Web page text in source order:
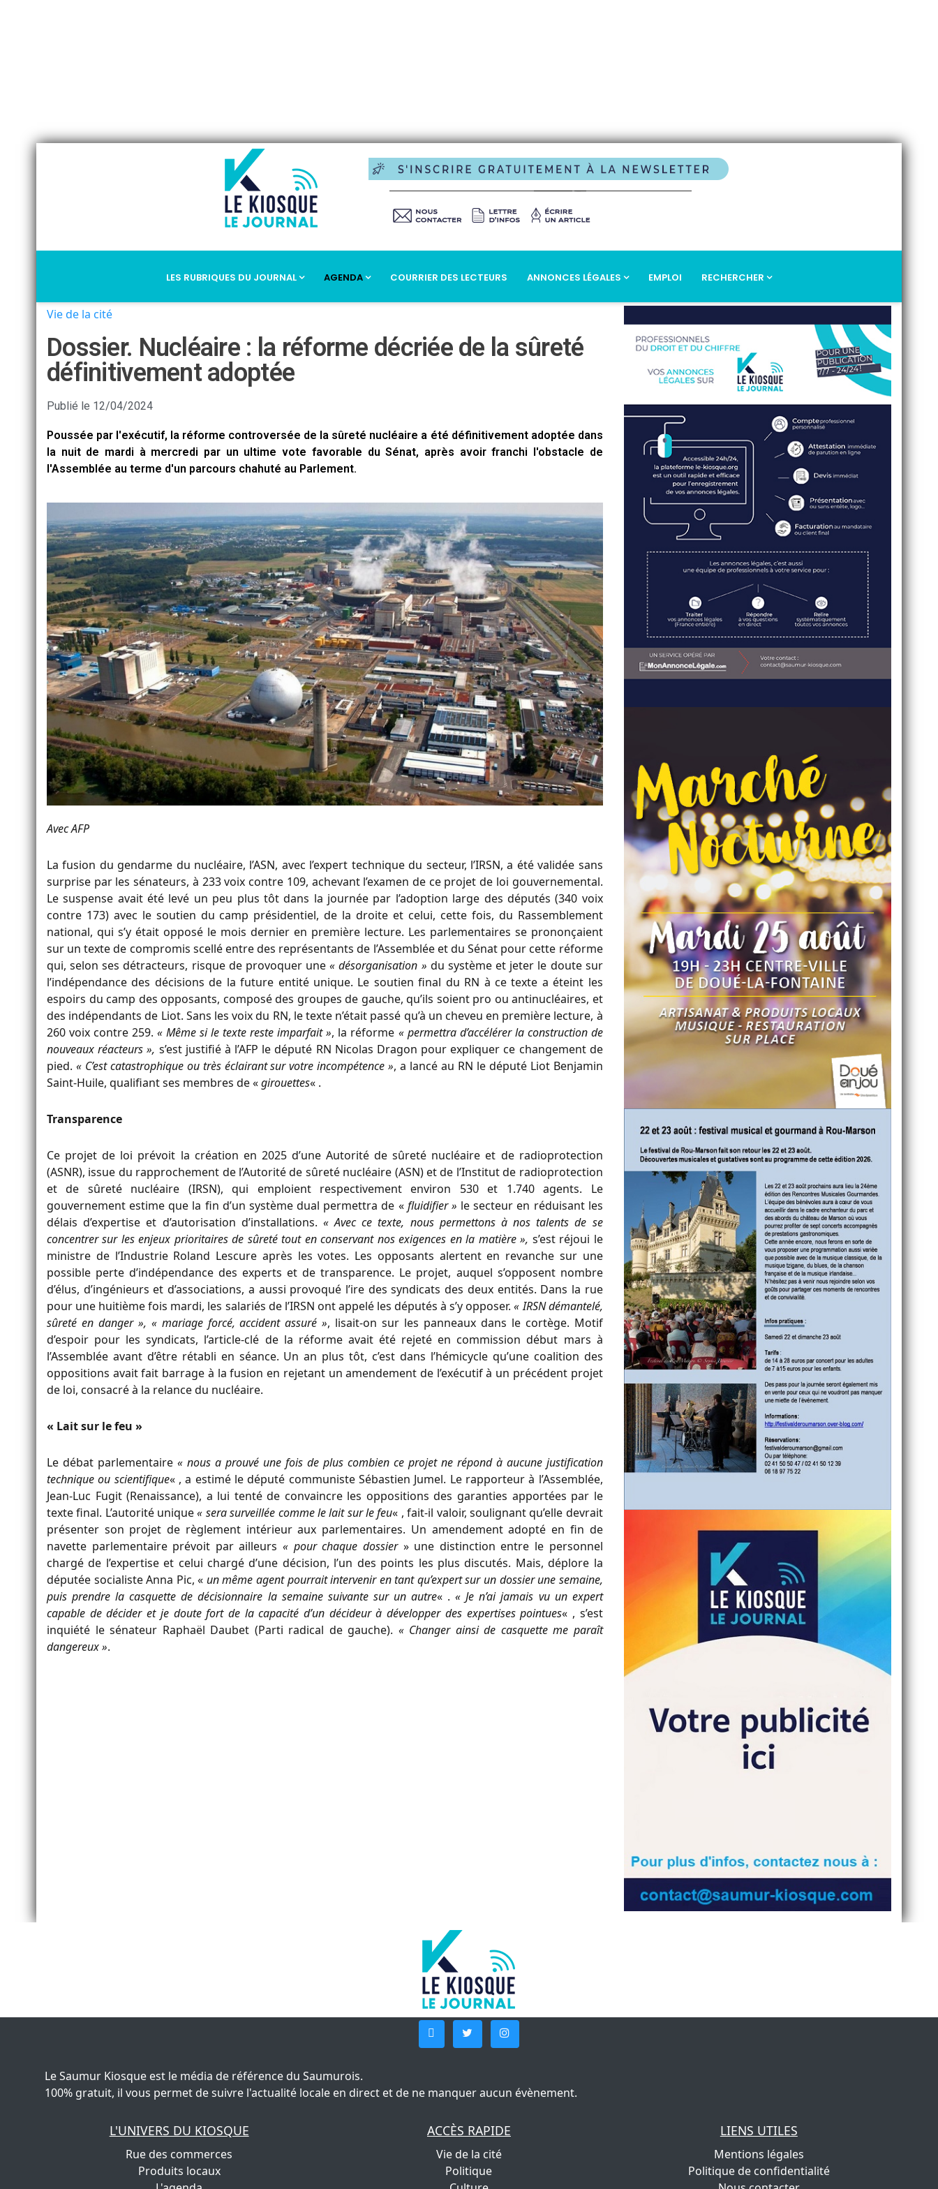
LES RUBRIQUES DU JOURNAL AGENDA COURRIER DES LECTEURS ANNONCES LÉGALES EMPLOI RECHERCHER
Vie de la cité
Dossier. Nucléaire : la réforme décriée de la sûreté
définitivement adoptée
Publié le 12/04/2024
Poussée par l'exécutif, la réforme controversée de la sûreté nucléaire a été définitivement adoptée dans
la nuit de mardi à mercredi par un ultime vote favorable du Sénat, après avoir franchi l'obstacle de
l'Assemblée au terme d'un parcours chahuté au Parlement.
Avec AFP
La fusion du gendarme du nucléaire, l’ASN, avec l’expert technique du secteur, l’IRSN, a été validée sans
surprise par les sénateurs, à 233 voix contre 109, achevant l’examen de ce projet de loi gouvernemental.
Le suspense avait été levé un peu plus tôt dans la journée par l’adoption large des députés (340 voix
contre 173) avec le soutien du camp présidentiel, de la droite et celui, cette fois, du Rassemblement
national, qui s’y était opposé le mois dernier en première lecture. Les parlementaires se prononçaient
sur un texte de compromis scellé entre des représentants de l’Assemblée et du Sénat pour cette réforme
qui, selon ses détracteurs, risque de provoquer une« désorganisation » du système et jeter le doute sur
l’indépendance des décisions de la future entité unique. Le soutien final du RN à ce texte a éteint les
espoirs du camp des opposants, composé des groupes de gauche, qu’ils soient pro ou antinucléaires, et
des indépendants de Liot. Sans les voix du RN, le texte n’était passé qu’à un cheveu en première lecture, à
260 voix contre 259.« Même si le texte reste imparfait », la réforme « permettra d’accélérer la construction de
nouveaux réacteurs », s’est justifié à l’AFP le député RN Nicolas Dragon pour expliquer ce changement de
pied. « C’est catastrophique ou très éclairant sur votre incompétence », a lancé au RN le député Liot Benjamin
Saint-Huile, qualifiant ses membres de «girouettes« .
Transparence
Ce projet de loi prévoit la création en 2025 d’une Autorité de sûreté nucléaire et de radioprotection
(ASNR), issue du rapprochement de l’Autorité de sûreté nucléaire (ASN) et de l’Institut de radioprotection
et de sûreté nucléaire (IRSN), qui emploient respectivement environ 530 et 1.740 agents. Le
gouvernement estime que la fin d’un système dual permettra de « fluidifier » le secteur en réduisant les
délais d’expertise et d’autorisation d’installations. « Avec ce texte, nous permettons à nos talents de se
concentrer sur les enjeux prioritaires de sûreté tout en conservant nos exigences en la matière », s’est réjoui le
ministre de l’Industrie Roland Lescure après les votes. Les opposants alertent en revanche sur une
possible perte d’indépendance des experts et de transparence. Le projet, auquel s’opposent nombre
d’élus, d’ingénieurs et d’associations, a aussi provoqué l’ire des syndicats des deux entités. Dans la rue
pour une huitième fois mardi, les salariés de l’IRSN ont appelé les députés à s’y opposer.« IRSN démantelé,
sûreté en danger », « mariage forcé, accident assuré », lisait-on sur les panneaux dans le cortège. Motif
d’espoir pour les syndicats, l’article-clé de la réforme avait été rejeté en commission début mars à
l’Assemblée avant d’être rétabli en séance. Un an plus tôt, c’est dans l’hémicycle qu’une coalition des
oppositions avait fait barrage à la fusion en rejetant un amendement de l’exécutif à un précédent projet
de loi, consacré à la relance du nucléaire.
« Lait sur le feu »
Le débat parlementaire « nous a prouvé une fois de plus combien ce projet ne répond à aucune justification
technique ou scientifique« , a estimé le député communiste Sébastien Jumel. Le rapporteur à l’Assemblée,
Jean-Luc Fugit (Renaissance), a lui tenté de convaincre les oppositions des garanties apportées par le
texte final. L’autorité unique« sera surveillée comme le lait sur le feu« , fait-il valoir, soulignant qu’elle devrait
présenter son projet de règlement intérieur aux parlementaires. Un amendement adopté en fin de
navette parlementaire prévoit par ailleurs« pour chaque dossier» une distinction entre le personnel
chargé de l’expertise et celui chargé d’une décision, l’un des points les plus discutés. Mais, déplore la
députée socialiste Anna Pic, « un même agent pourrait intervenir en tant qu’expert sur un dossier une semaine,
puis prendre la casquette de décisionnaire la semaine suivante sur un autre« .« Je n’ai jamais vu un expert
capable de décider et je doute fort de la capacité d’un décideur à développer des expertises pointues« , s’est
inquiété le sénateur Raphaël Daubet (Parti radical de gauche). « Changer ainsi de casquette me paraît
dangereux ».
Le Saumur Kiosque est le média de référence du Saumurois.
100% gratuit, il vous permet de suivre l'actualité locale en direct et de ne manquer aucun évènement.
L'UNIVERS DU KIOSQUE
Rue des commerces
Produits locaux
ACCÈS RAPIDE
Vie de la cité
Politique
LIENS UTILES
Mentions légales
Politique de confidentialité